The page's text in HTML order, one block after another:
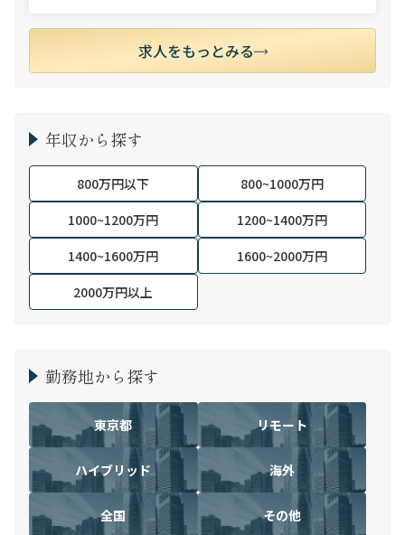
求人をもっとみる
年収から探す
800万円以下
800~1000万円
1000~1200万円
1200~1400万円
1400~1600万円
1600~2000万円
2000万円以上
勤務地から探す
東京都 リモート
ハイブリッド 海外
全国 その他